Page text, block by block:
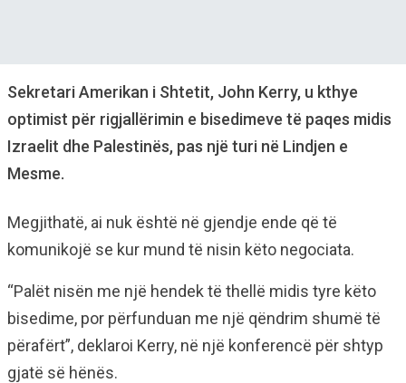
Sekretari Amerikan i Shtetit, John Kerry, u kthye
optimist për rigjallërimin e bisedimeve të paqes midis
Izraelit dhe Palestinës, pas një turi në Lindjen e
Mesme.
Megjithatë, ai nuk është në gjendje ende që të
komunikojë se kur mund të nisin këto negociata.
“Palët nisën me një hendek të thellë midis tyre këto
bisedime, por përfunduan me një qëndrim shumë të
përafërt”, deklaroi Kerry, në një konferencë për shtyp
gjatë së hënës.